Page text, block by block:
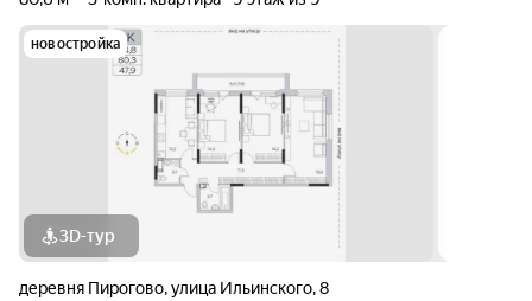
новостройка
3D-тур
деревня Пирогово,улица Ильинского,8